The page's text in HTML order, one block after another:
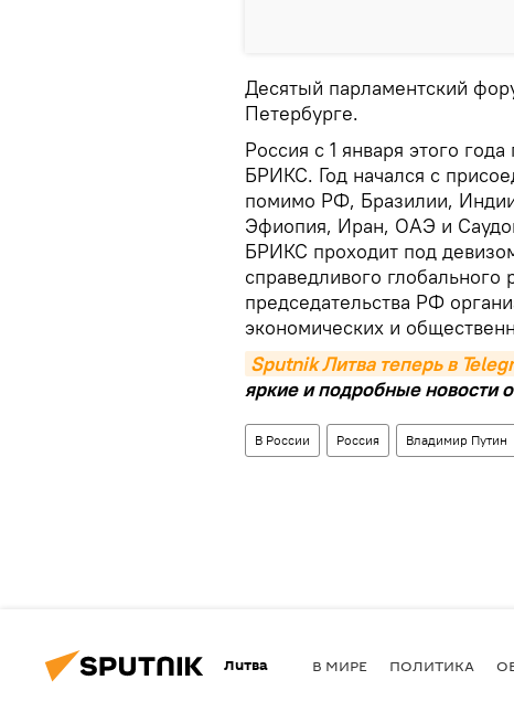
Десятый парламентский
Петербурге.
Россия с 1 января этого
БРИКС. Год начался с
помимо РФ, Бразилии,
Эфиопия, Иран, ОАЭ и
БРИКС проходит под
справедливого глобального
председательства РФ
экономических и
Sputnik Литва теперь в
яркие и подробные новости
В России Россия Владимир Путин
Литва В МИРЕ ПОЛИТИКА